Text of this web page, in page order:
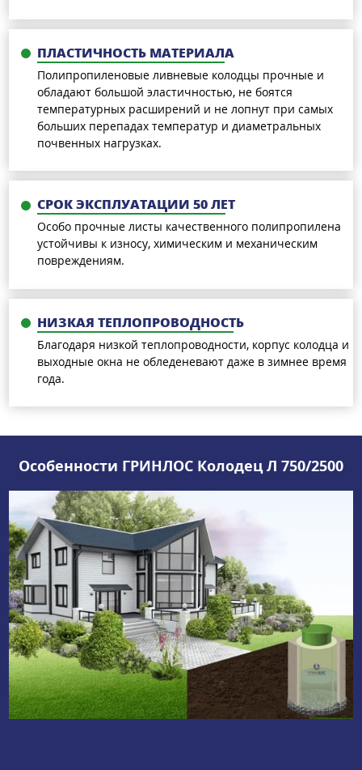
ПЛАСТИЧНОСТЬ МАТЕРИАЛА
Полипропиленовые ливневые колодцы прочные и
обладают большой эластичностью, не боятся
температурных расширений и не лопнут при самых
больших перепадах температур и диаметральных
почвенных нагрузках.
СРОК ЭКСПЛУАТАЦИИ 50 ЛЕТ
Особо прочные листы качественного полипропилена
устойчивы к износу, химическим и механическим
повреждениям.
НИЗКАЯ ТЕПЛОПРОВОДНОСТЬ
Благодаря низкой теплопроводности, корпус колодца и
выходные окна не обледеневают даже в зимнее время
года.
Особенности ГРИНЛОС Колодец Л 750/2500